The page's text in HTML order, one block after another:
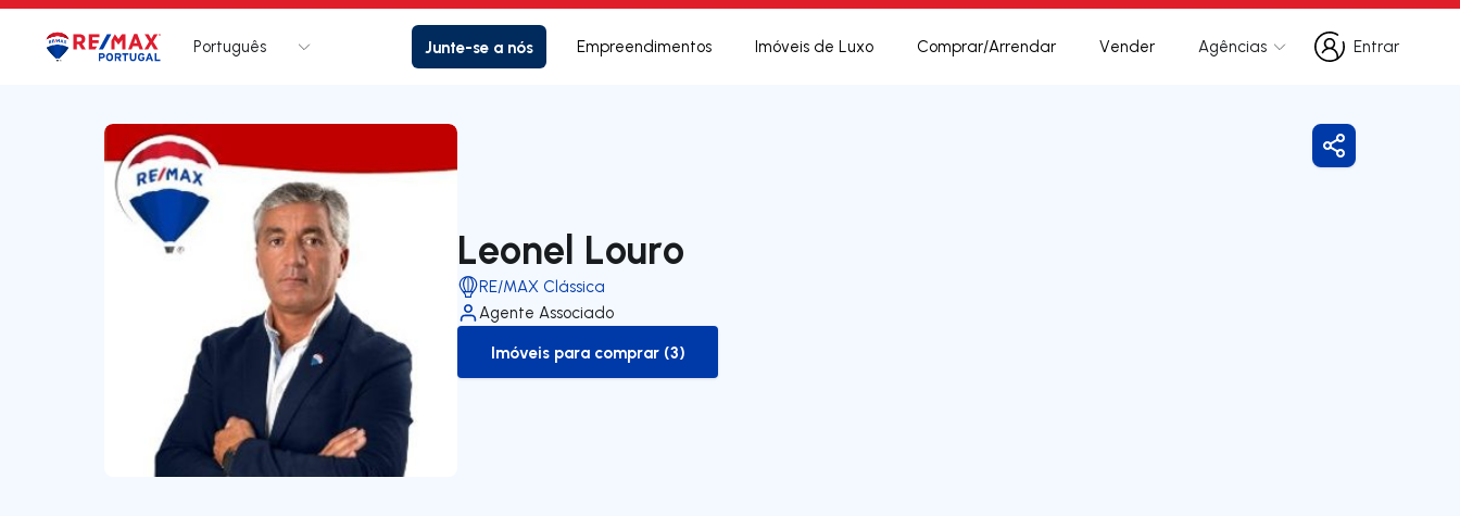
Logo Ir para página inicial
Português Junte-se a nós Empreendimentos Imóveis de Luxo Comprar/Arrendar Vender Agências
Entrar
Entrar
Leonel Louro
RE/MAX Clássica
Agente Associado
to-buy-listing
Imóveis para comprar (3)
Partilhar